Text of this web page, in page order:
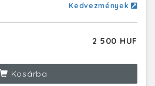
Kedvezmények
2 500 HUF
Kosárba